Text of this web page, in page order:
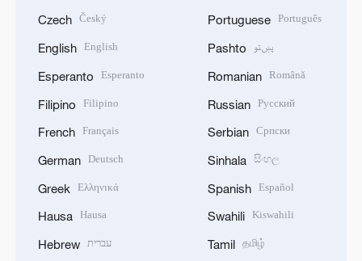
Czech Český
English English
Esperanto Esperanto
Filipino Filipino
French Français
German Deutsch
Greek Ελληνικά
Hausa Hausa
Hebrew עברית
Portuguese Português
Pashto پښتو
Romanian Română
Russian Русский
Serbian Српски
Sinhala සිංහල
Spanish Español
Swahili Kiswahili
Tamil தமிழ்